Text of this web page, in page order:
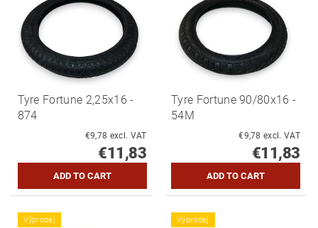
Tyre Fortune 2,25x16 -
874
€9,78 excl. VAT
€11,83
Tyre Fortune 90/80x16 -
54M
€9,78 excl. VAT
€11,83
Výprodej Výprodej